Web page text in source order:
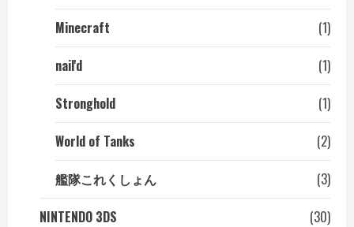
Minecraft
(1)
nail'd
(1)
Stronghold
(1)
World of Tanks
(2)
艦隊これくしょん
(3)
NINTENDO 3DS
(30)